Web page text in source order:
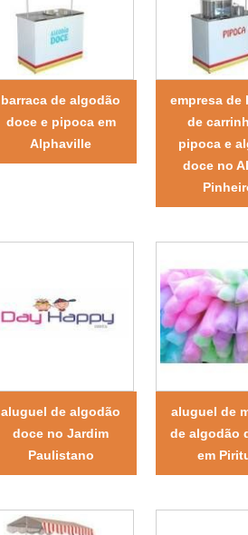
barraca de algodão
doce e pipoca em
Alphaville
empresa de
de
pipoca e
doce no
aluguel de algodão
doce no Jardim
Paulistano
aluguel de
de algodão
em